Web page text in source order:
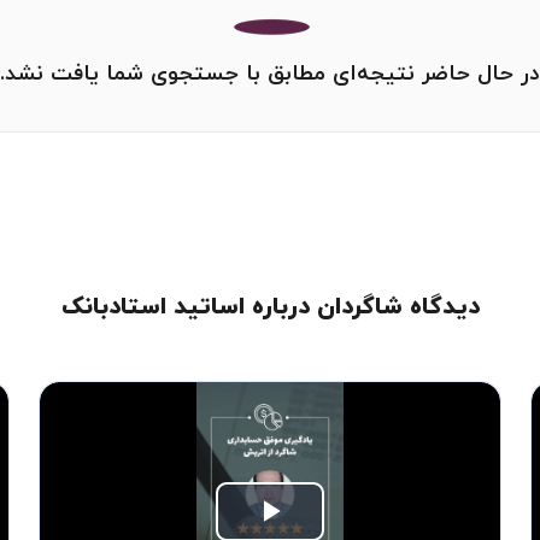
در حال حاضر نتیجه‌ای مطابق با جستجوی شما یافت نشد.
دیدگاه شاگردان درباره اساتید استادبانک